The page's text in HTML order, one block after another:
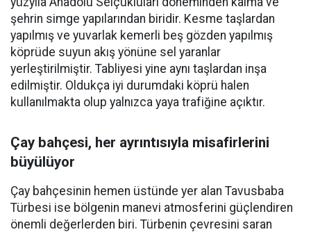
şehrin simge yapılarından biridir. Kesme taşlardan
yapılmış ve yuvarlak kemerli beş gözden yapılmış
köprüde suyun akış yönüne sel yaranlar
yerleştirilmiştir. Tabliyesi yine aynı taşlardan inşa
edilmiştir. Oldukça iyi durumdaki köprü halen
kullanılmakta olup yalnızca yaya trafiğine açıktır.
Çay bahçesi, her ayrıntısıyla misafirlerini
büyülüyor
Çay bahçesinin hemen üstünde yer alan Tavusbaba
Türbesi ise bölgenin manevi atmosferini güçlendiren
önemli değerlerden biri. Türbenin çevresini saran